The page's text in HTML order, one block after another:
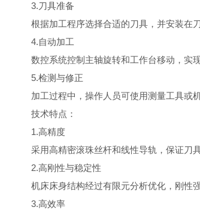
3.刀具准备
根据加工程序选择合适的刀具，并安装在刀
4.自动加工
数控系统控制主轴旋转和工作台移动，实现
5.检测与修正
加工过程中，操作人员可使用测量工具或机
技术特点：
1.高精度
采用高精密滚珠丝杆和线性导轨，保证刀具
2.高刚性与稳定性
机床床身结构经过有限元分析优化，刚性强
3.高效率